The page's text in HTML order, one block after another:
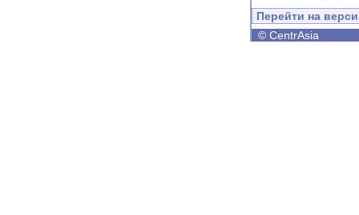
Перейти на
© CentrAsia